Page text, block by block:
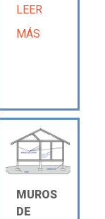
LEER
MÁS
MUROS
DE